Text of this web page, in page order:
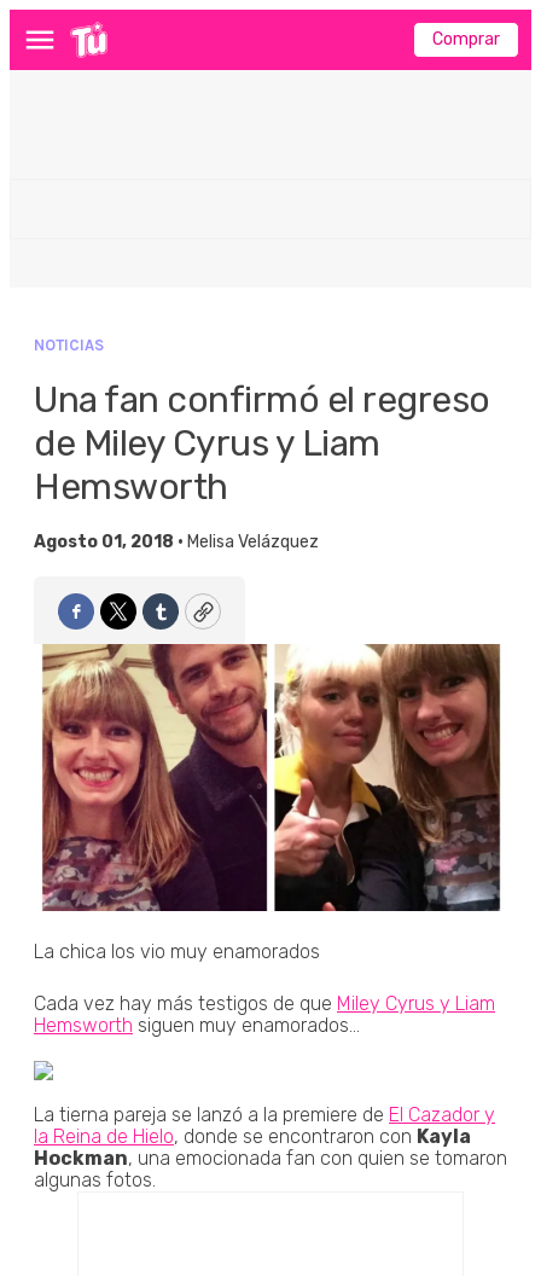
Menú Comprar
NOTICIAS
Una fan confirmó el regreso
de Miley Cyrus y Liam
Hemsworth
Agosto 01, 2018 • Melisa Velázquez
Facebook
TwitterTumblrCopy
La chica los vio muy enamorados
Cada vez hay más testigos de que Miley Cyrus y Liam
Hemsworth siguen muy enamorados...
La tierna pareja se lanzó a la premiere de El Cazador y
la Reina de Hielo, donde se encontraron con Kayla
Hockman, una emocionada fan con quien se tomaron
algunas fotos.